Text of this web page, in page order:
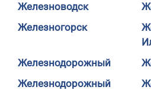
Железноводск
Железногорск
Железнодорожный
Железнодорожный